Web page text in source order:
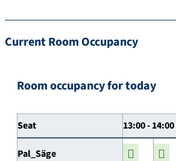
Current Room Occupancy
Room occupancy for today
Seat 13:00 - 14:00
Pal_Säge